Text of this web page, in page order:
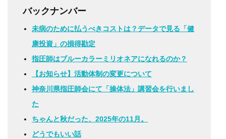
バックナンバー
未病のために払うべきコストは？データで見る「健
康投資」の損得勘定
指圧師はブルーカラーミリオネアになれるのか？
【お知らせ】活動体制の変更について
神奈川県指圧師会にて「操体法」講習会を行いまし
た
ちゃんと秋だった、2025年の11月。
どうでもいい話